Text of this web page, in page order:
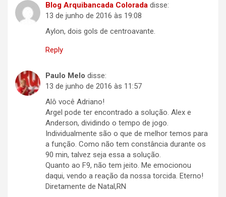
Blog Arquibancada Colorada disse:
13 de junho de 2016 às 19:08
Aylon, dois gols de centroavante.
Reply
Paulo Melo disse:
13 de junho de 2016 às 11:57
Alô você Adriano!
Argel pode ter encontrado a solução. Alex e
Anderson, dividindo o tempo de jogo.
Individualmente são o que de melhor temos para
a função. Como não tem constância durante os
90 min, talvez seja essa a solução.
Quanto ao F9, não tem jeito. Me emocionou
daqui, vendo a reação da nossa torcida. Eterno!
Diretamente de Natal,RN